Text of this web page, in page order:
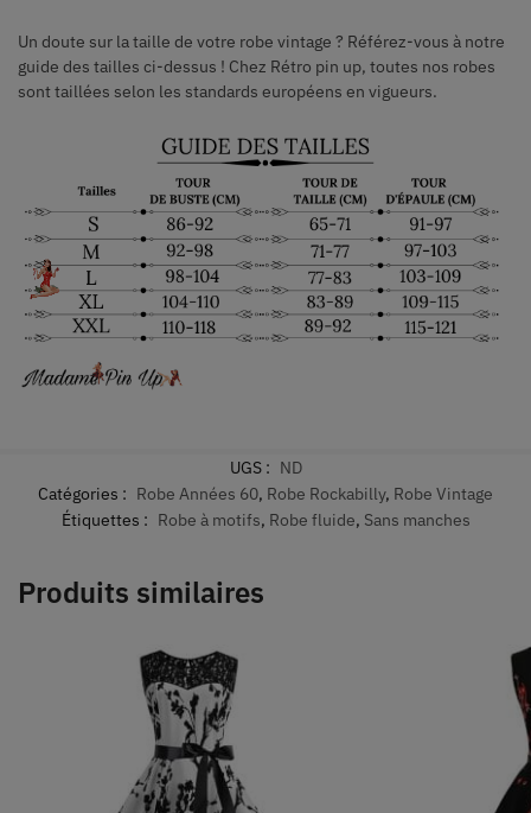
Un doute sur la taille de votre robe vintage ? Référez-vous à notre
guide des tailles ci-dessus ! Chez Rétro pin up, toutes nos robes
sont taillées selon les standards européens en vigueurs.
UGS : ND
Catégories : Robe Années 60, Robe Rockabilly, Robe Vintage
Étiquettes : Robe à motifs, Robe fluide, Sans manches
Produits similaires